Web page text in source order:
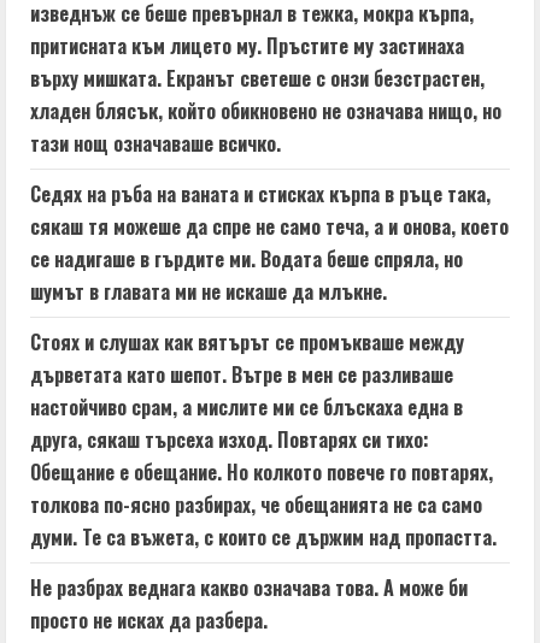
изведнъж се беше превърнал в тежка, мокра кърпа,
притисната към лицето му. Пръстите му застинаха
върху мишката. Екранът светеше с онзи безстрастен,
хладен блясък, който обикновено не означава нищо, но
тази нощ означаваше всичко.
Седях на ръба на ваната и стисках кърпа в ръце така,
сякаш тя можеше да спре не само теча, а и онова, което
се надигаше в гърдите ми. Водата беше спряла, но
шумът в главата ми не искаше да млъкне.
Стоях и слушах как вятърът се промъкваше между
дърветата като шепот. Вътре в мен се разливаше
настойчиво срам, а мислите ми се блъскаха една в
друга, сякаш търсеха изход. Повтарях си тихо:
Обещание е обещание. Но колкото повече го повтарях,
толкова по-ясно разбирах, че обещанията не са само
думи. Те са въжета, с които се държим над пропастта.
Не разбрах веднага какво означава това. А може би
просто не исках да разбера.